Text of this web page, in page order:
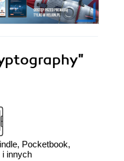
Pocketbook,
innych